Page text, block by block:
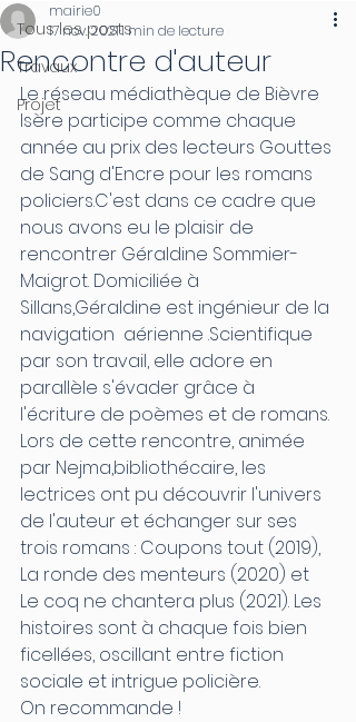
Tous les posts
Travaux
Projet
Rencontre d'auteur
mairie0
17 nov. 20211 min de lecture
Le réseau médiathèque de Bièvre
Isère participe comme chaque
année au prix des lecteurs Gouttes
de Sang d'Encre pour les romans
policiers.C'est dans ce cadre que
nous avons eu le plaisir de
rencontrer Géraldine Sommier-
Maigrot. Domiciliée à
Sillans,Géraldine est ingénieur de la
navigation  aérienne .Scientifique
par son travail, elle adore en
parallèle s'évader grâce à
l'écriture de poèmes et de romans.
Lors de cette rencontre, animée
par Nejma,bibliothécaire, les
lectrices ont pu découvrir l'univers
de l'auteur et échanger sur ses
trois romans : Coupons tout (2019),
La ronde des menteurs (2020) et
Le coq ne chantera plus (2021). Les
histoires sont à chaque fois bien
ficellées, oscillant entre fiction
sociale et intrigue policière.
On recommande !